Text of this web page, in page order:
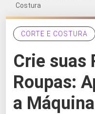
Costura
CORTE E COSTURA
Crie suas
Roupas:
a